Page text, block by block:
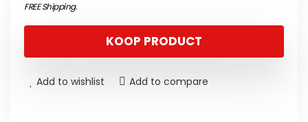
FREE Shipping.
KOOP PRODUCT
Add to wishlist Add to compare